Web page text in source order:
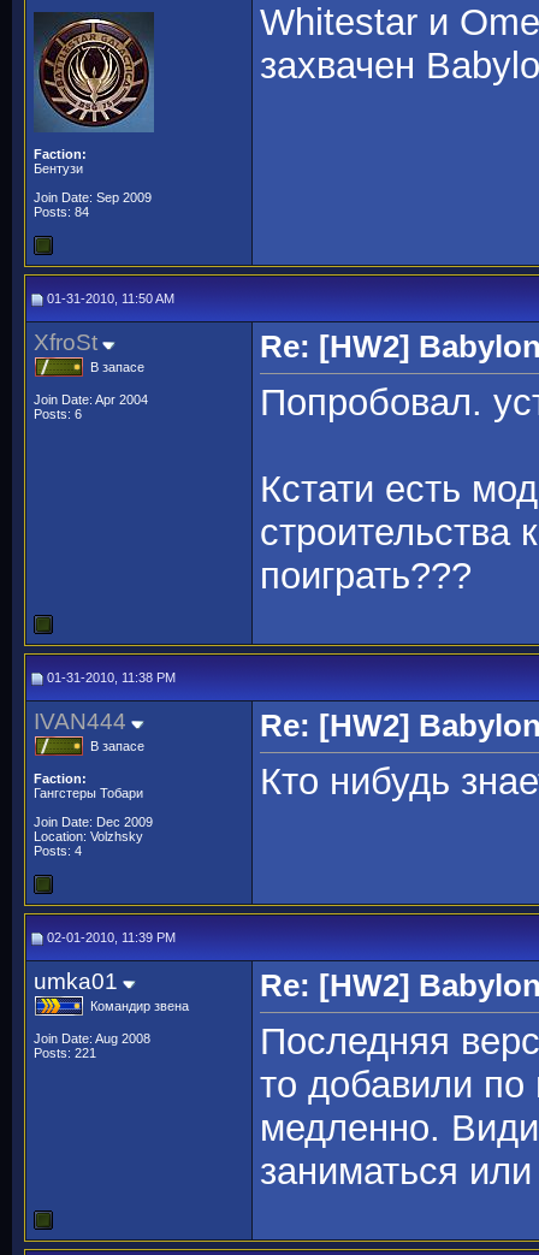
Faction:
Бентузи
Join Date: Sep 2009
Posts: 84
Whitestar и
захвачен
01-31-2010, 11:50 AM
XfroSt
В запасе
Join Date: Apr 2004
Posts: 6
Re: [HW2]
Попробовал.
Кстати есть
поиграть???
01-31-2010, 11:38 PM
IVAN444
В запасе
Faction:
Гангстеры Тобари
Join Date: Dec 2009
Location: Volzhsky
Posts: 4
Re: [HW2]
Кто нибудь
02-01-2010, 11:39 PM
umka01
Командир звена
Join Date: Aug 2008
Posts: 221
Re: [HW2]
Последняя
то добавили
медленно.
заниматься